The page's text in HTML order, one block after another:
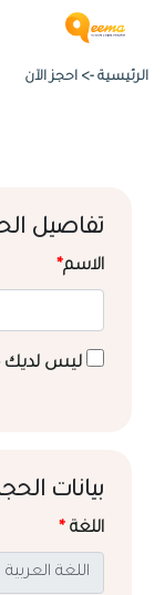
الرئيسية -> احجز الآن
تفاصيل
الاسم*
ليس
بيانات
اللغة *